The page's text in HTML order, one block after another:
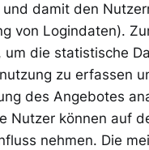
damit den
von Logindaten).
um die statistische
zu erfassen
des Angebotes
Nutzer können auf
nehmen. Die